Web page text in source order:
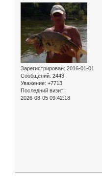
Зарегистрирован: 2016-01-01
Сообщений: 2443
Уважение: +7713
Последний визит:
2026-08-05 09:42:18